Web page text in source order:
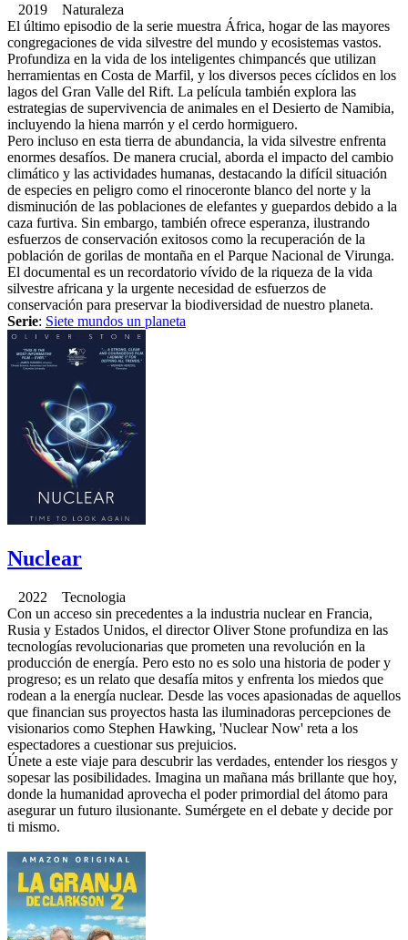
2019 Naturaleza
El último episodio de la serie muestra África, hogar de las mayores
congregaciones de vida silvestre del mundo y ecosistemas vastos.
Profundiza en la vida de los inteligentes chimpancés que utilizan
herramientas en Costa de Marfil, y los diversos peces cíclidos en los
lagos del Gran Valle del Rift. La película también explora las
estrategias de supervivencia de animales en el Desierto de Namibia,
incluyendo la hiena marrón y el cerdo hormiguero.
Pero incluso en esta tierra de abundancia, la vida silvestre enfrenta
enormes desafíos. De manera crucial, aborda el impacto del cambio
climático y las actividades humanas, destacando la difícil situación
de especies en peligro como el rinoceronte blanco del norte y la
disminución de las poblaciones de elefantes y guepardos debido a la
caza furtiva. Sin embargo, también ofrece esperanza, ilustrando
esfuerzos de conservación exitosos como la recuperación de la
población de gorilas de montaña en el Parque Nacional de Virunga.
El documental es un recordatorio vívido de la riqueza de la vida
silvestre africana y la urgente necesidad de esfuerzos de
conservación para preservar la biodiversidad de nuestro planeta.
Serie: Siete mundos un planeta
Nuclear
2022 Tecnologia
Con un acceso sin precedentes a la industria nuclear en Francia,
Rusia y Estados Unidos, el director Oliver Stone profundiza en las
tecnologías revolucionarias que prometen una revolución en la
producción de energía. Pero esto no es solo una historia de poder y
progreso; es un relato que desafía mitos y enfrenta los miedos que
rodean a la energía nuclear. Desde las voces apasionadas de aquellos
que financian sus proyectos hasta las iluminadoras percepciones de
visionarios como Stephen Hawking, 'Nuclear Now' reta a los
espectadores a cuestionar sus prejuicios.
Únete a este viaje para descubrir las verdades, entender los riesgos y
sopesar las posibilidades. Imagina un mañana más brillante que hoy,
donde la humanidad aprovecha el poder primordial del átomo para
asegurar un futuro ilusionante. Sumérgete en el debate y decide por
ti mismo.